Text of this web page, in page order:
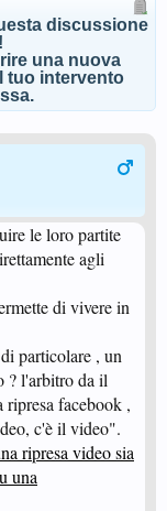
discussione
una nuova
tuo intervento
le loro partite
agli
di vivere in
particolare , un
? l'arbitro da il
facebook ,
c'è il video".
ripresa video sia
una